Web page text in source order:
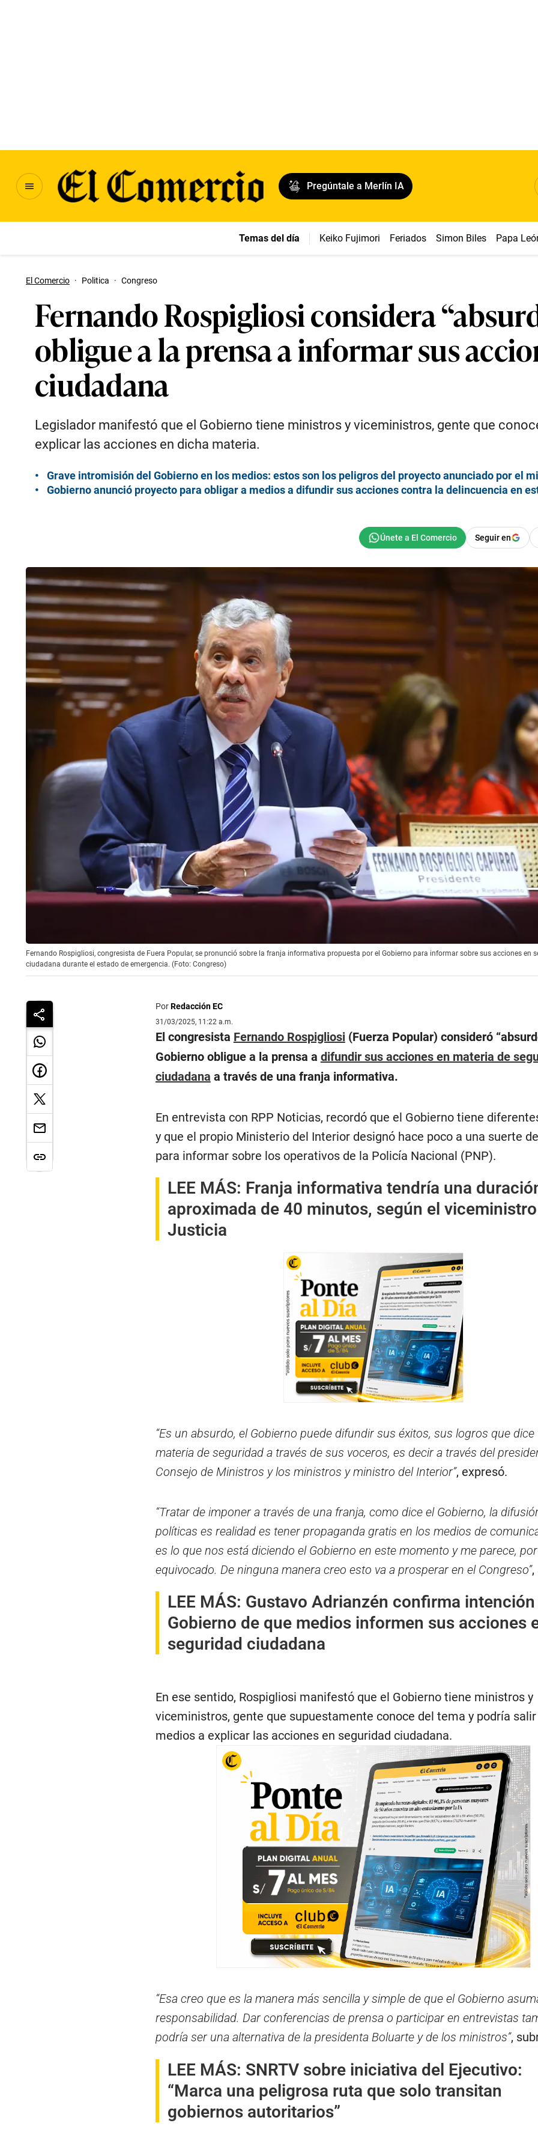
Pregúntale a Merlín IA
Temas del día Keiko Fujimori Feriados Simon Biles Papa
El Comercio · Politica · Congreso
Fernando Rospigliosi considera
obligue a la prensa a informar sus
ciudadana
Legislador manifestó que el Gobierno tiene ministros y viceministros, gente que
explicar las acciones en dicha materia.
Grave intromisión del Gobierno en los medios: estos son los peligros del proyecto anunciado por el
Gobierno anunció proyecto para obligar a medios a difundir sus acciones contra la delincuencia en
Seguir en
Fernando Rospigliosi, congresista de Fuera Popular, se pronunció sobre la franja informativa propuesta por el Gobierno para informar sobre sus acciones en
ciudadana durante el estado de emergencia. (Foto: Congreso)
PorRedacción EC
31/03/2025, 11:22 a.m.
El congresista Fernando Rospigliosi(Fuerza Popular) consideró
Gobierno obligue a la prensa a difundir sus acciones en materia de
ciudadana a través de una franja informativa.
En entrevista con RPP Noticias, recordó que el Gobierno tiene
y que el propio Ministerio del Interior designó hace poco a una suerte
para informar sobre los operativos de la Policía Nacional (PNP).
LEE MÁS: Franja informativa tendría una
aproximada de 40 minutos, según el
Justicia
“Es un absurdo, el Gobierno puede difundir sus éxitos, sus logros que dice
materia de seguridad a través de sus voceros, es decir a través del
Consejo de Ministros y los ministros y ministro del Interior”, expresó.
“Tratar de imponer a través de una franja, como dice el Gobierno, la
políticas es realidad es tener propaganda gratis en los medios de
es lo que nos está diciendo el Gobierno en este momento y me parece,
equivocado. De ninguna manera creo esto va a prosperar en el Congreso”,
LEE MÁS: Gustavo Adrianzén confirma
Gobierno de que medios informen sus acciones
seguridad ciudadana
En ese sentido, Rospigliosi manifestó que el Gobierno tiene ministros y
viceministros, gente que supuestamente conoce del tema y podría
medios a explicar las acciones en seguridad ciudadana.
“Esa creo que es la manera más sencilla y simple de que el Gobierno
responsabilidad. Dar conferencias de prensa o participar en entrevistas
podría ser una alternativa de la presidenta Boluarte y de los ministros”,
LEE MÁS: SNRTV sobre iniciativa del Ejecutivo:
“Marca una peligrosa ruta que solo transitan
gobiernos autoritarios”